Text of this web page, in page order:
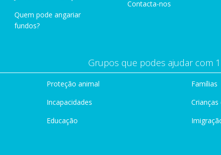
Quem pode angariar
fundos?
Contacta-nos
Grupos que podes ajudar com
Proteção animal
Incapacidades
Educação
Famílias